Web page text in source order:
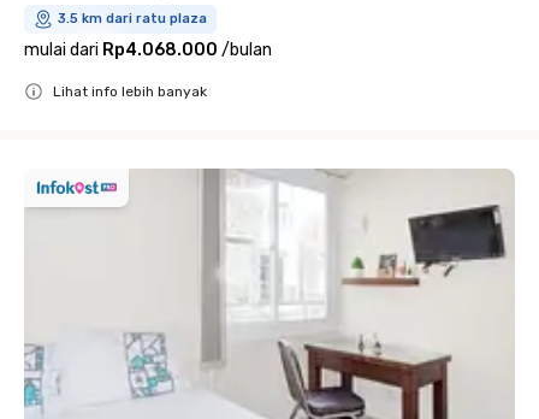
3.5 km dari ratu plaza
mulai dari Rp4.068.000 /bulan
Lihat info lebih banyak